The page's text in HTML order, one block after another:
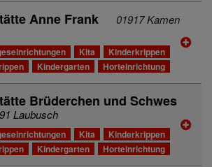
Anne Frank
01917 Kamen
Kita
Kinderkrippen
Kindergarten Horteinrichtung
Brüderchen und Schwes
Laubusch
Kita
Kinderkrippen
Kindergarten Horteinrichtung